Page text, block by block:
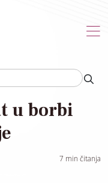
u borbi
7 min čitanja